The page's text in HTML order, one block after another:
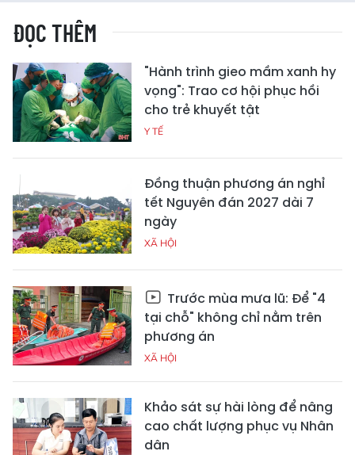
ĐỌC THÊM
"Hành trình gieo mầm xanh hy
vọng": Trao cơ hội phục hồi
cho trẻ khuyết tật
Y TẾ
Đồng thuận phương án nghỉ
tết Nguyên đán 2027 dài 7
ngày
XÃ HỘI
Trước mùa mưa lũ: Để "4
tại chỗ" không chỉ nằm trên
phương án
XÃ HỘI
Khảo sát sự hài lòng để nâng
cao chất lượng phục vụ Nhân
dân